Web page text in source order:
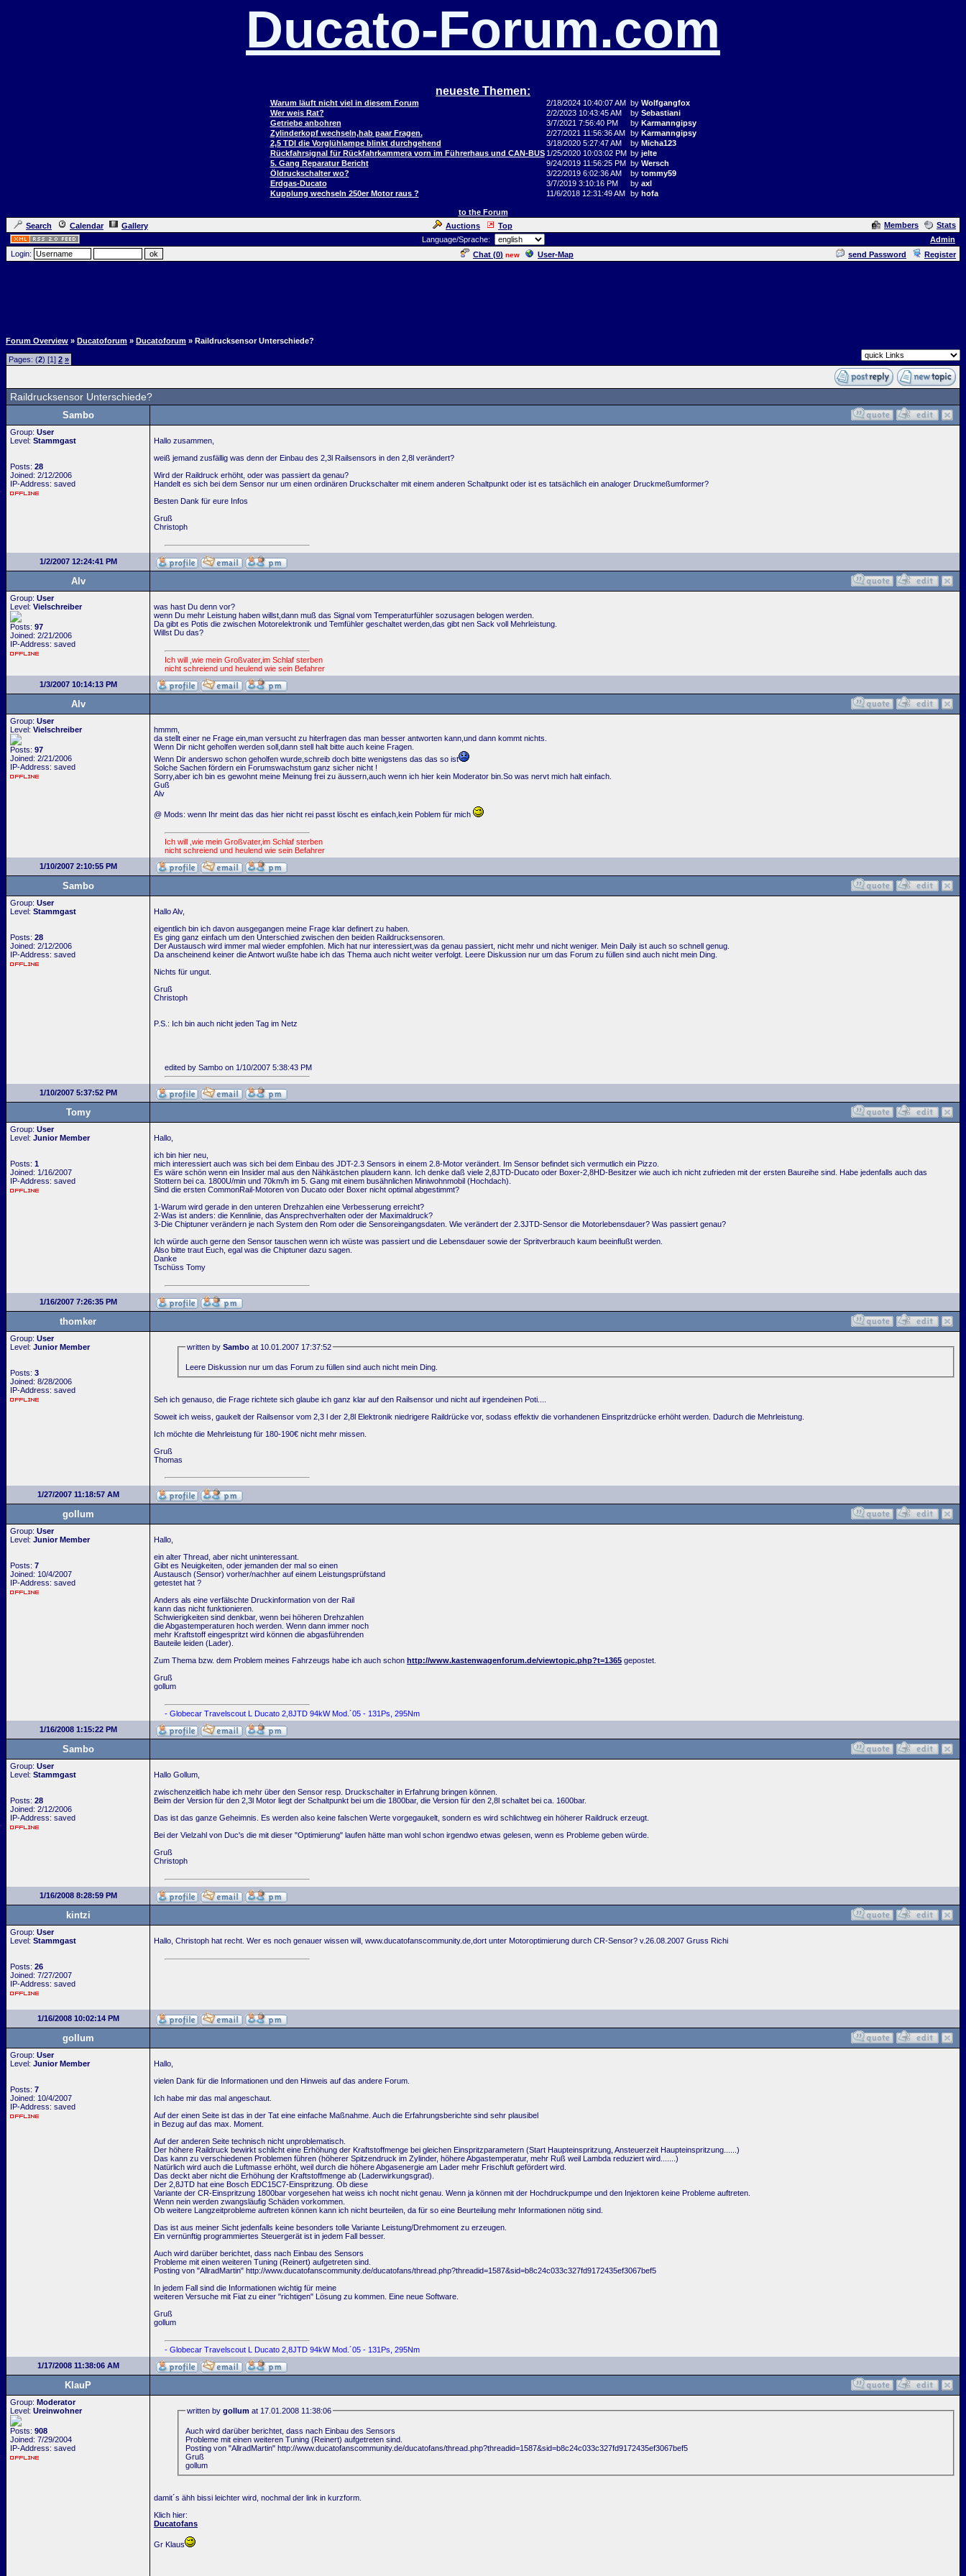
Ducato-Forum.com
neueste Themen:
Warum läuft nicht viel in diesem Forum 2/18/2024 10:40:07 AM by Wolfgangfox
Wer weis Rat?
2/2/2023 10:43:45 AM by Sebastiani
Getriebe anbohren
3/7/2021 7:56:40 PM by Karmanngipsy
Zylinderkopf wechseln,hab paar Fragen.
2/27/2021 11:56:36 AM by Karmanngipsy
2,5 TDI die Vorglühlampe blinkt durchgehend
3/18/2020 5:27:47 AM by Micha123
Rückfahrsignal für Rückfahrkammera vorn im Führerhaus und CAN-BUS 1/25/2020 10:03:02 PM by jelte
5. Gang Reparatur Bericht
9/24/2019 11:56:25 PM by Wersch
Öldruckschalter wo?
3/22/2019 6:02:36 AM by tommy59
Erdgas-Ducato
3/7/2019 3:10:16 PM by axl
Kupplung wechseln 250er Motor raus ?
11/6/2018 12:31:49 AM by hofa
to the Forum
Search
Calendar Gallery Auctions Top Members
Stats
Language/Sprache:
Admin
Login:
Chat (0) new User-Map send Password Register
Forum Overview » Ducatoforum » Ducatoforum » Raildrucksensor Unterschiede?
Pages: (2) [1] 2 »
Raildrucksensor Unterschiede?
Sambo
Group: User
Level: Stammgast
Posts: 28
Joined: 2/12/2006
IP-Address: saved
Hallo zusammen,
weiß jemand zusfällig was denn der Einbau des 2,3l Railsensors in den 2,8l verändert?
Wird der Raildruck erhöht, oder was passiert da genau?
Handelt es sich bei dem Sensor nur um einen ordinären Druckschalter mit einem anderen Schaltpunkt oder ist es tatsächlich ein analoger Druckmeßumformer?
Besten Dank für eure Infos
Gruß
Christoph
1/2/2007 12:24:41 PM
Alv
Group: User
Level: Vielschreiber
Posts: 97
Joined: 2/21/2006
IP-Address: saved
was hast Du denn vor?
wenn Du mehr Leistung haben willst,dann muß das Signal vom Temperaturfühler sozusagen belogen werden.
Da gibt es Potis die zwischen Motorelektronik und Temfühler geschaltet werden,das gibt nen Sack voll Mehrleistung.
Willst Du das?
Ich will ,wie mein Großvater,im Schlaf sterben
nicht schreiend und heulend wie sein Befahrer
1/3/2007 10:14:13 PM
Alv
Group: User
Level: Vielschreiber
Posts: 97
Joined: 2/21/2006
IP-Address: saved
hmmm,
da stellt einer ne Frage ein,man versucht zu hiterfragen das man besser antworten kann,und dann kommt nichts.
Wenn Dir nicht geholfen werden soll,dann stell halt bitte auch keine Fragen.
Wenn Dir anderswo schon geholfen wurde,schreib doch bitte wenigstens das das so ist
Solche Sachen fördern ein Forumswachstum ganz sicher nicht !
Sorry,aber ich bin es gewohnt meine Meinung frei zu äussern,auch wenn ich hier kein Moderator bin.So was nervt mich halt einfach.
Guß
Alv
@ Mods: wenn Ihr meint das das hier nicht rei passt löscht es einfach,kein Poblem für mich
Ich will ,wie mein Großvater,im Schlaf sterben
nicht schreiend und heulend wie sein Befahrer
1/10/2007 2:10:55 PM
Sambo
Group: User
Level: Stammgast
Posts: 28
Joined: 2/12/2006
IP-Address: saved
Hallo Alv,
eigentlich bin ich davon ausgegangen meine Frage klar definert zu haben.
Es ging ganz einfach um den Unterschied zwischen den beiden Raildrucksensoren.
Der Austausch wird immer mal wieder empfohlen. Mich hat nur interessiert,was da genau passiert, nicht mehr und nicht weniger. Mein Daily ist auch so schnell genug.
Da anscheinend keiner die Antwort wußte habe ich das Thema auch nicht weiter verfolgt. Leere Diskussion nur um das Forum zu füllen sind auch nicht mein Ding.
Nichts für ungut.
Gruß
Christoph
P.S.: Ich bin auch nicht jeden Tag im Netz
edited by Sambo on 1/10/2007 5:38:43 PM
1/10/2007 5:37:52 PM
Tomy
Group: User
Level: Junior Member
Posts: 1
Joined: 1/16/2007
IP-Address: saved
Hallo,
ich bin hier neu,
mich interessiert auch was sich bei dem Einbau des JDT-2.3 Sensors in einem 2.8-Motor verändert. Im Sensor befindet sich vermutlich ein Pizzo.
Es wäre schön wenn ein Insider mal aus den Nähkästchen plaudern kann. Ich denke daß viele 2,8JTD-Ducato oder Boxer-2,8HD-Besitzer wie auch ich nicht zufrieden mit der ersten Baureihe sind. Habe jedenfalls auch das
Stottern bei ca. 1800U/min und 70km/h im 5. Gang mit einem busähnlichen Miniwohnmobil (Hochdach).
Sind die ersten CommonRail-Motoren von Ducato oder Boxer nicht optimal abgestimmt?
1-Warum wird gerade in den unteren Drehzahlen eine Verbesserung erreicht?
2-Was ist anders: die Kennlinie, das Ansprechverhalten oder der Maximaldruck?
3-Die Chiptuner verändern je nach System den Rom oder die Sensoreingangsdaten. Wie verändert der 2.3JTD-Sensor die Motorlebensdauer? Was passiert genau?
Ich würde auch gerne den Sensor tauschen wenn ich wüste was passiert und die Lebensdauer sowie der Spritverbrauch kaum beeinflußt werden.
Also bitte traut Euch, egal was die Chiptuner dazu sagen.
Danke
Tschüss Tomy
1/16/2007 7:26:35 PM
thomker
Group: User
Level: Junior Member
Posts: 3
Joined: 8/28/2006
IP-Address: saved
written by Samboat 10.01.2007 17:37:52
Leere Diskussion nur um das Forum zu füllen sind auch nicht mein Ding.
Seh ich genauso, die Frage richtete sich glaube ich ganz klar auf den Railsensor und nicht auf irgendeinen Poti....
Soweit ich weiss, gaukelt der Railsensor vom 2,3 l der 2,8l Elektronik niedrigere Raildrücke vor, sodass effektiv die vorhandenen Einspritzdrücke erhöht werden. Dadurch die Mehrleistung.
Ich möchte die Mehrleistung für 180-190€ nicht mehr missen.
Gruß
Thomas
1/27/2007 11:18:57 AM
gollum
Group: User
Level: Junior Member
Posts: 7
Joined: 10/4/2007
IP-Address: saved
Hallo,
ein alter Thread, aber nicht uninteressant.
Gibt es Neuigkeiten, oder jemanden der mal so einen
Austausch (Sensor) vorher/nachher auf einem Leistungsprüfstand
getestet hat ?
Anders als eine verfälschte Druckinformation von der Rail
kann das nicht funktionieren.
Schwierigkeiten sind denkbar, wenn bei höheren Drehzahlen
die Abgastemperaturen hoch werden. Wenn dann immer noch
mehr Kraftstoff eingespritzt wird können die abgasführenden
Bauteile leiden (Lader).
Zum Thema bzw. dem Problem meines Fahrzeugs habe ich auch schon http://www.kastenwagenforum.de/viewtopic.php?t=1365 gepostet.
Gruß
gollum
- Globecar Travelscout L Ducato 2,8JTD 94kW Mod.´05 - 131Ps, 295Nm
1/16/2008 1:15:22 PM
Sambo
Group: User
Level: Stammgast
Posts: 28
Joined: 2/12/2006
IP-Address: saved
Hallo Gollum,
zwischenzeitlich habe ich mehr über den Sensor resp. Druckschalter in Erfahrung bringen können.
Beim der Version für den 2,3l Motor liegt der Schaltpunkt bei um die 1800bar, die Version für den 2,8l schaltet bei ca. 1600bar.
Das ist das ganze Geheimnis. Es werden also keine falschen Werte vorgegaukelt, sondern es wird schlichtweg ein höherer Raildruck erzeugt.
Bei der Vielzahl von Duc's die mit dieser "Optimierung" laufen hätte man wohl schon irgendwo etwas gelesen, wenn es Probleme geben würde.
Gruß
Christoph
1/16/2008 8:28:59 PM
kintzi
Group: User
Level: Stammgast
Posts: 26
Joined: 7/27/2007
IP-Address: saved
Hallo, Christoph hat recht. Wer es noch genauer wissen will, www.ducatofanscommunity.de,dort unter Motoroptimierung durch CR-Sensor? v.26.08.2007 Gruss Richi
1/16/2008 10:02:14 PM
gollum
Group: User
Level: Junior Member
Posts: 7
Joined: 10/4/2007
IP-Address: saved
Hallo,
vielen Dank für die Informationen und den Hinweis auf das andere Forum.
Ich habe mir das mal angeschaut.
Auf der einen Seite ist das in der Tat eine einfache Maßnahme. Auch die Erfahrungsberichte sind sehr plausibel
in Bezug auf das max. Moment.
Auf der anderen Seite technisch nicht unproblematisch.
Der höhere Raildruck bewirkt schlicht eine Erhöhung der Kraftstoffmenge bei gleichen Einspritzparametern (Start Haupteinspritzung, Ansteuerzeit Haupteinspritzung......)
Das kann zu verschiedenen Problemen führen (höherer Spitzendruck im Zylinder, höhere Abgastemperatur, mehr Ruß weil Lambda reduziert wird.......)
Natürlich wird auch die Luftmasse erhöht, weil durch die höhere Abgasenergie am Lader mehr Frischluft gefördert wird.
Das deckt aber nicht die Erhöhung der Kraftstoffmenge ab (Laderwirkungsgrad).
Der 2,8JTD hat eine Bosch EDC15C7-Einspritzung. Ob diese
Variante der CR-Einspritzung 1800bar vorgesehen hat weiss ich nocht nicht genau. Wenn ja können mit der Hochdruckpumpe und den Injektoren keine Probleme auftreten.
Wenn nein werden zwangsläufig Schäden vorkommen.
Ob weitere Langzeitprobleme auftreten können kann ich nicht beurteilen, da für so eine Beurteilung mehr Informationen nötig sind.
Das ist aus meiner Sicht jedenfalls keine besonders tolle Variante Leistung/Drehmoment zu erzeugen.
Ein vernünftig programmiertes Steuergerät ist in jedem Fall besser.
Auch wird darüber berichtet, dass nach Einbau des Sensors
Probleme mit einen weiteren Tuning (Reinert) aufgetreten sind.
Posting von "AllradMartin" http://www.ducatofanscommunity.de/ducatofans/thread.php?threadid=1587&sid=b8c24c033c327fd9172435ef3067bef5
In jedem Fall sind die Informationen wichtig für meine
weiteren Versuche mit Fiat zu einer "richtigen" Lösung zu kommen. Eine neue Software.
Gruß
gollum
- Globecar Travelscout L Ducato 2,8JTD 94kW Mod.´05 - 131Ps, 295Nm
1/17/2008 11:38:06 AM
KlauP
Group: Moderator
Level: Ureinwohner
Posts: 908
Joined: 7/29/2004
IP-Address: saved
written by gollum at 17.01.2008 11:38:06
Auch wird darüber berichtet, dass nach Einbau des Sensors
Probleme mit einen weiteren Tuning (Reinert) aufgetreten sind.
Posting von "AllradMartin" http://www.ducatofanscommunity.de/ducatofans/thread.php?threadid=1587&sid=b8c24c033c327fd9172435ef3067bef5
Gruß
gollum
damit´s ähh bissi leichter wird, nochmal der link in kurzform.
Klich hier:
Ducatofans
Gr Klaus